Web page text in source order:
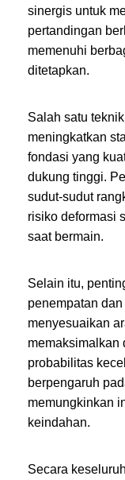
sinergis untuk
pertandingan
memenuhi
ditetapkan.
Salah satu
meningkatkan
fondasi yang
dukung tinggi.
sudut-sudut
risiko deformasi
saat bermain.
Selain itu,
penempatan
menyesuaikan
memaksimalkan
probabilitas
berpengaruh
memungkinkan
keindahan.
Secara